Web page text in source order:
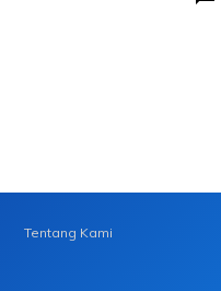
Tentang Kami